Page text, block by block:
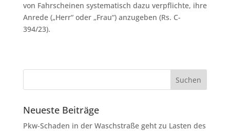
von Fahrscheinen systematisch dazu verpflichte, ihre
Anrede („Herr“ oder „Frau“) anzugeben (Rs. C-
394/23).
Neueste Beiträge
Pkw-Schaden in der Waschstraße geht zu Lasten des